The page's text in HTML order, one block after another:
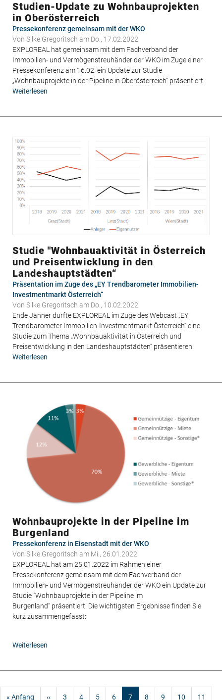
Studien-Update zu Wohnbauprojekten
in Oberösterreich
Pressekonferenz gemeinsam mit der WKO
Von Silke Gregoritsch am Do., 17.02.2022
EXPLOREAL hat gemeinsam mit dem Fachverband der
Immobilien- und Vermögenstreuhänder der WKO im Zuge einer
Pressekonferenz am 16.02. ein Update zur Studie
„Wohnbauprojekte in der Pipeline in Oberösterreich“ präsentiert.
Weiterlesen
Studie "Wohnbauaktivität in Österreich
und Preisentwicklung in den
Landeshauptstädten“
Präsentation im Zuge des „EY Trendbarometer Immobilien-
Investmentmarkt Österreich“
Von Silke Gregoritsch am Do., 10.02.2022
Ende Jänner durfte EXPLOREAL im Zuge des Webcast „EY
Trendbarometer Immobilien-Investmentmarkt Österreich“ eine
Studie zum Thema „Wohnbauaktivität in Österreich und
Preisentwicklung in den Landeshauptstädten“ präsentieren.
Weiterlesen
und
Preisentwicklung
in
den
Landeshauptstädten“
Wohnbauprojekte in der Pipeline im
Burgenland
Pressekonferenz in Eisenstadt mit der WKO
Von Silke Gregoritsch am Mi., 26.01.2022
EXPLOREAL hat am 25.01.2022 im Rahmen einer
Pressekonferenz gemeinsam mit dem Fachverband der
Immobilien- und Vermögenstreuhänder der WKO ein Update zur
Studie "Wohnbauprojekte in der Pipeline im
Burgenland" präsentiert. Die wichtigsten Ergebnisse finden Sie
kurz zusammengefasst:
Weiterlesen
Pipeline
im
Erste
« Anfang Vorherige
‹‹ Page
3 Page
4 Page
5 Page
6 Aktuelle
7 Page
8 Page
9 Page
10 Page
11